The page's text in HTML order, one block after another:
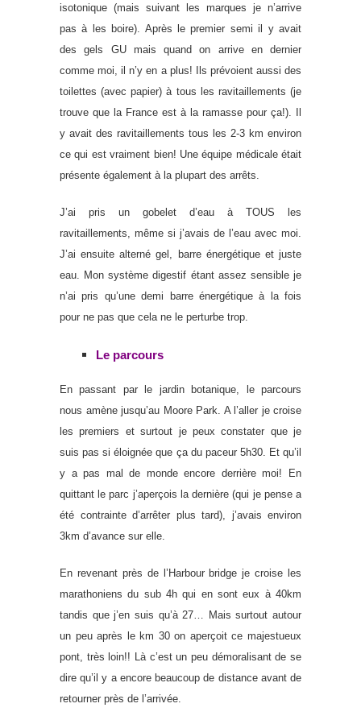
isotonique (mais suivant les marques je n’arrive
pas à les boire). Après le premier semi il y avait
des gels GU mais quand on arrive en dernier
comme moi, il n’y en a plus! Ils prévoient aussi des
toilettes (avec papier) à tous les ravitaillements (je
trouve que la France est à la ramasse pour ça!). Il
y avait des ravitaillements tous les 2-3 km environ
ce qui est vraiment bien! Une équipe médicale était
présente également à la plupart des arrêts.
J’ai pris un gobelet d’eau à TOUS les
ravitaillements, même si j’avais de l’eau avec moi.
J’ai ensuite alterné gel, barre énergétique et juste
eau. Mon système digestif étant assez sensible je
n’ai pris qu’une demi barre énergétique à la fois
pour ne pas que cela ne le perturbe trop.
Le parcours
En passant par le jardin botanique, le parcours
nous amène jusqu’au Moore Park. A l’aller je croise
les premiers et surtout je peux constater que je
suis pas si éloignée que ça du paceur 5h30. Et qu’il
y a pas mal de monde encore derrière moi! En
quittant le parc j’aperçois la dernière (qui je pense a
été contrainte d’arrêter plus tard), j’avais environ
3km d’avance sur elle.
En revenant près de l’Harbour bridge je croise les
marathoniens du sub 4h qui en sont eux à 40km
tandis que j’en suis qu’à 27… Mais surtout autour
un peu après le km 30 on aperçoit ce majestueux
pont, très loin!! Là c’est un peu démoralisant de se
dire qu’il y a encore beaucoup de distance avant de
retourner près de l’arrivée.